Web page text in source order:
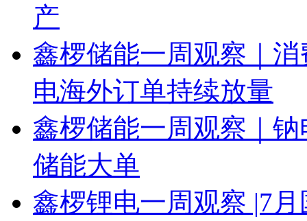
产
鑫椤储能一周观察｜
电海外订单持续放量
鑫椤储能一周观察｜
储能大单
鑫椤锂电一周观察 |7